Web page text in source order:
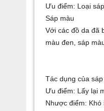
Ưu điểm: Loại
Sáp màu
Với các đồ da đã
màu đen, sáp
Tác dụng của
Ưu điểm: Lấy lại
Nhược điểm: